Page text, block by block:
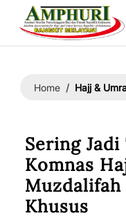
Home Hajj &
Sering
Komnas
Khusus